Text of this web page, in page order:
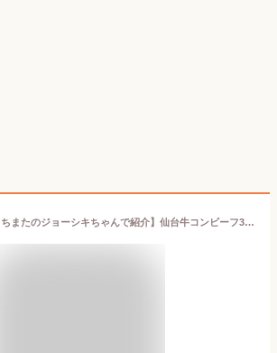
【関西テレビ ちまたのジョーシキちゃんで紹介】仙台牛コンビーフ3個セット ＜保存料不使用・着色料不使用＞ 高級 缶詰め ギフト お酒のつまみ おつまみ ご飯のおかず お土産 常温保管 化粧箱入り 掛け熨斗可 コーンビーフ 送料無料 ※沖縄は別途1200円送料が加算されます